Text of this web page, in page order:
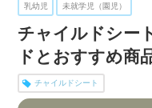
乳幼児 未就学児（園児）
チャイルドシー
ドとおすすめ商
チャイルドシート